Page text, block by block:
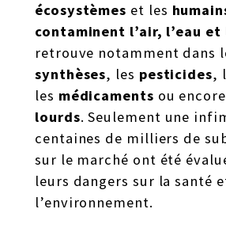
écosystèmes et les
contaminent l’air, l’eau et
retrouve notamment dans
synthèses, les pesticides,
les médicaments ou
lourds. Seulement une
centaines de milliers de
sur le marché ont été
leurs dangers sur la santé
l’environnement.